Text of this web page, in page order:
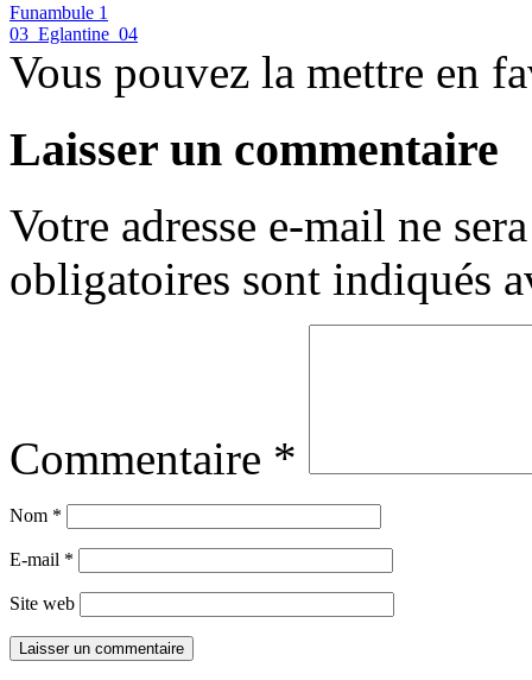
Funambule 1
03_Eglantine_04
Vous pouvez la mettre en
Laisser un commentaire
Votre adresse e-mail ne
obligatoires sont indiqués
Commentaire *
Nom *
E-mail *
Site web